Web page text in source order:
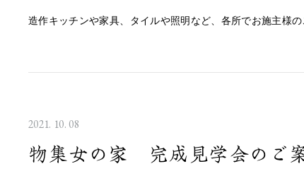
造作キッチンや家具、タイルや照明など、各所でお施主様
2021. 10. 08
物集女の家 完成見学会のご